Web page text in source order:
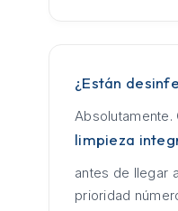
¿Están
Absolutamente.
limpieza
antes de llegar
prioridad